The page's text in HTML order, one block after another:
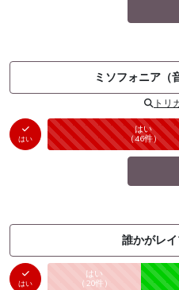
ミソフォニア（
トリ
はい
はい
（46件）
誰かがレ
はい
はい
（ 20件） 未投票